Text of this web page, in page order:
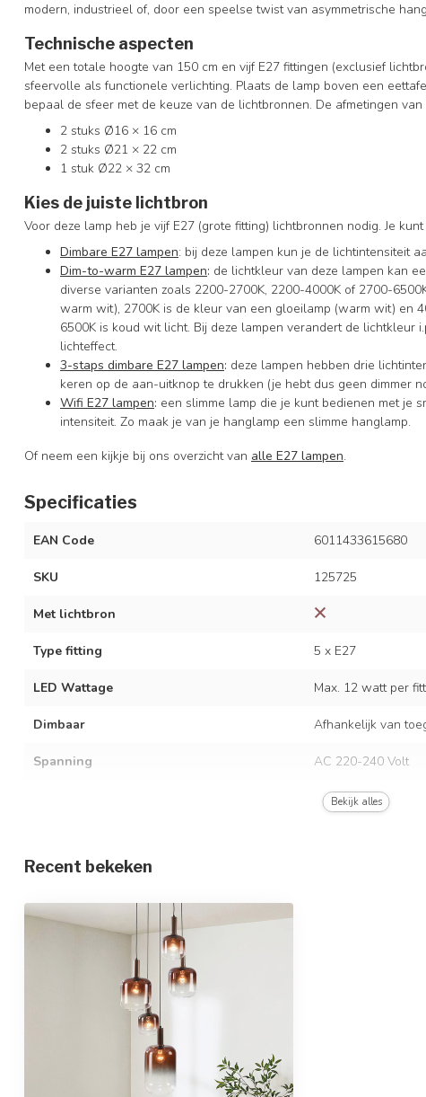
modern, industrieel of, door een speelse twist van asymmetrische
Technische aspecten
Met een totale hoogte van 150 cm en vijf E27 fittingen (exclusief
sfeervolle als functionele verlichting. Plaats de lamp boven een
bepaal de sfeer met de keuze van de lichtbronnen. De afmetingen
2 stuks Ø16 × 16 cm
2 stuks Ø21 × 22 cm
1 stuk Ø22 × 32 cm
Kies de juiste lichtbron
Voor deze lamp heb je vijf E27 (grote fitting) lichtbronnen nodig. Je kunt
Dimbare E27 lampen: bij deze lampen kun je de lichtintensiteit
Dim-to-warm E27 lampen: de lichtkleur van deze lampen kan
diverse varianten zoals 2200-2700K, 2200-4000K of 2700-
warm wit), 2700K is de kleur van een gloeilamp (warm wit) en
6500K is koud wit licht. Bij deze lampen verandert de lichtkleur
lichteffect.
3-staps dimbare E27 lampen: deze lampen hebben drie
keren op de aan-uitknop te drukken (je hebt dus geen dimmer
Wifi E27 lampen: een slimme lamp die je kunt bedienen met je
intensiteit. Zo maak je van je hanglamp een slimme hanglamp.
Of neem een kijkje bij ons overzicht van alle E27 lampen.
Specificaties
EAN Code 6011433615680
SKU 125725
Met lichtbron
Type fitting 5 x E27
LED Wattage Max. 12 watt per
Dimbaar Afhankelijk van
Spanning AC 220-240 Volt
50/60 Hz
Materiaal
Afmetingen
In hoogte verstelbaar
Beschermingsgraad
Beschermingsklasse
Bekijk alles
Recent bekeken